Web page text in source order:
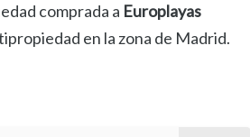
comprada a Europlayas
en la zona de Madrid.